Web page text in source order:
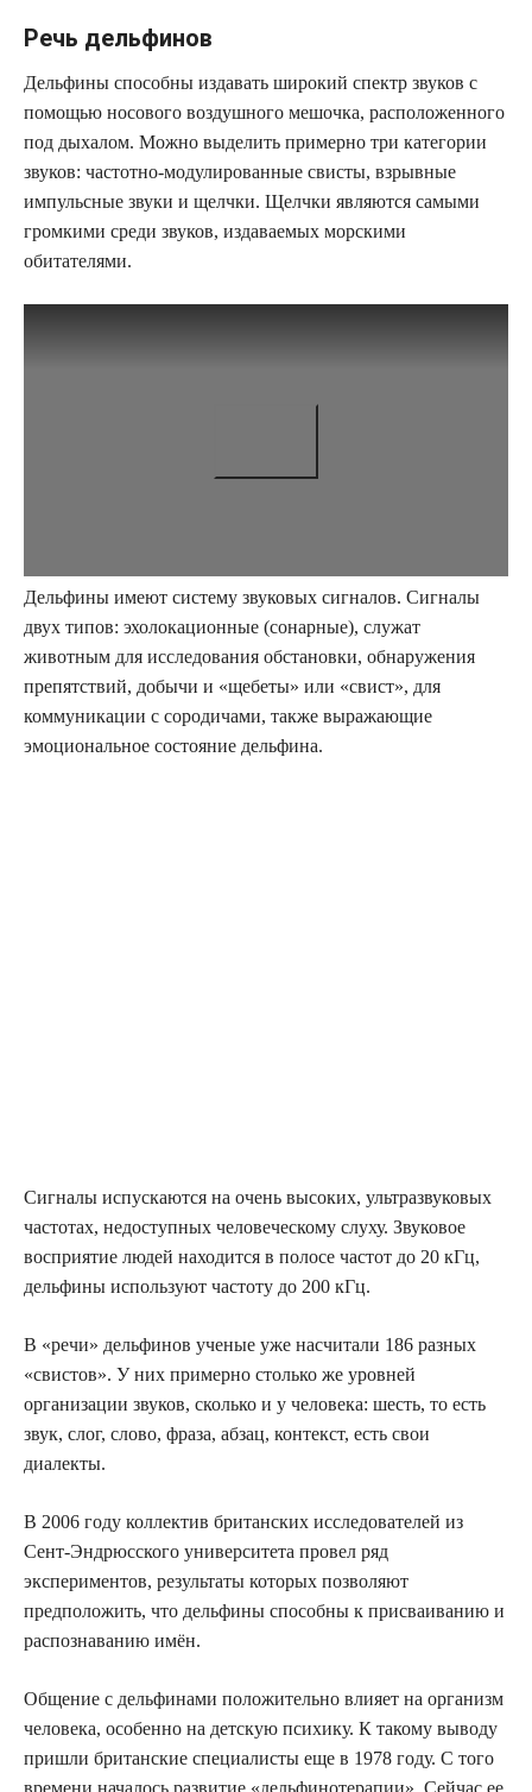
Речь дельфинов
Дельфины способны издавать широкий спектр звуков с
помощью носового воздушного мешочка, расположенного
под дыхалом. Можно выделить примерно три категории
звуков: частотно-модулированные свисты, взрывные
импульсные звуки и щелчки. Щелчки являются самыми
громкими среди звуков, издаваемых морскими
обитателями.
Дельфины имеют систему звуковых сигналов. Сигналы
двух типов: эхолокационные (сонарные), служат
животным для исследования обстановки, обнаружения
препятствий, добычи и «щебеты» или «свист», для
коммуникации с сородичами, также выражающие
эмоциональное состояние дельфина.
Сигналы испускаются на очень высоких, ультразвуковых
частотах, недоступных человеческому слуху. Звуковое
восприятие людей находится в полосе частот до 20 кГц,
дельфины используют частоту до 200 кГц.
В «речи» дельфинов ученые уже насчитали 186 разных
«свистов». У них примерно столько же уровней
организации звуков, сколько и у человека: шесть, то есть
звук, слог, слово, фраза, абзац, контекст, есть свои
диалекты.
В 2006 году коллектив британских исследователей из
Сент-Эндрюсского университета провел ряд
экспериментов, результаты которых позволяют
предположить, что дельфины способны к присваиванию и
распознаванию имён.
Общение с дельфинами положительно влияет на организм
человека, особенно на детскую психику. К такому выводу
пришли британские специалисты еще в 1978 году. С того
времени началось развитие «дельфинотерапии». Сейчас ее